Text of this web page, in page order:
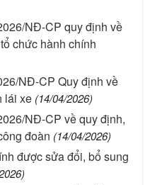
NĐ-CP quy định về
chức hành chính
NĐ-CP Quy định về
lái xe (14/04/2026)
NĐ-CP về quy định,
đoàn (14/04/2026)
được sửa đổi, bổ sung